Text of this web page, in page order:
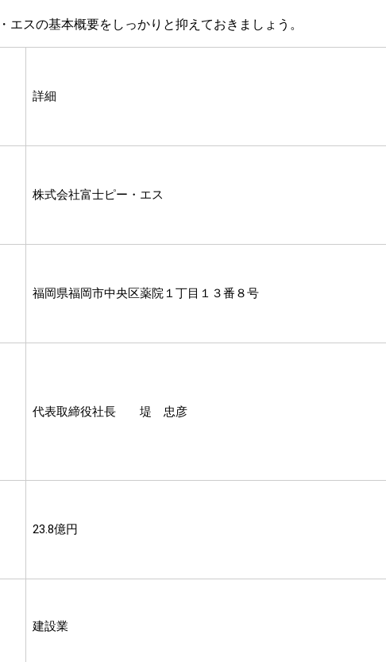
エスの基本概要をしっかりと抑えておきましょう。
詳細
株式会社富士ピー・エス
福岡県福岡市中央区薬院１丁目１３番８号
代表取締役社長 堤 忠彦
23.8億円
建設業